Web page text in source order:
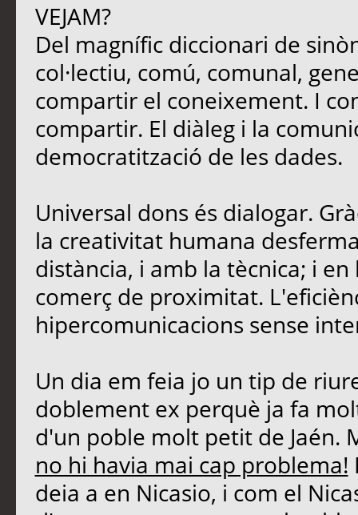
VEJAM?
Del magnífic diccionari de
col·lectiu, comú, comunal,
compartir el coneixement. I
compartir. El diàleg i la
democratització de les dades.
Universal dons és dialogar.
la creativitat humana
distància, i amb la tècnica; i
comerç de proximitat.
hipercomunicacions sense
Un dia em feia jo un tip de
doblement ex perquè ja fa
d'un poble molt petit de Jaén.
no hi havia mai cap problema!
deia a en Nicasio, i com el